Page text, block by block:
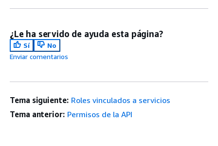
¿Le ha servido de ayuda esta página?
Sí
No
Enviar comentarios
Tema siguiente: Roles vinculados a servicios
Tema anterior: Permisos de la API